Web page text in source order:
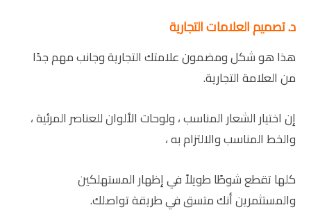
د. تصميم العلامات التجارية
هذا هو شكل ومضمون علامتك التجارية وجانب مهم جدًا
من العلامة التجارية.
إن اختيار الشعار المناسب ، ولوحات الألوان للعناصر المرئية ،
والخط المناسب والالتزام به ،
كلها تقطع شوطًا طويلاً في إظهار المستهلكين
والمستثمرين أنك متسق في طريقة تواصلك.